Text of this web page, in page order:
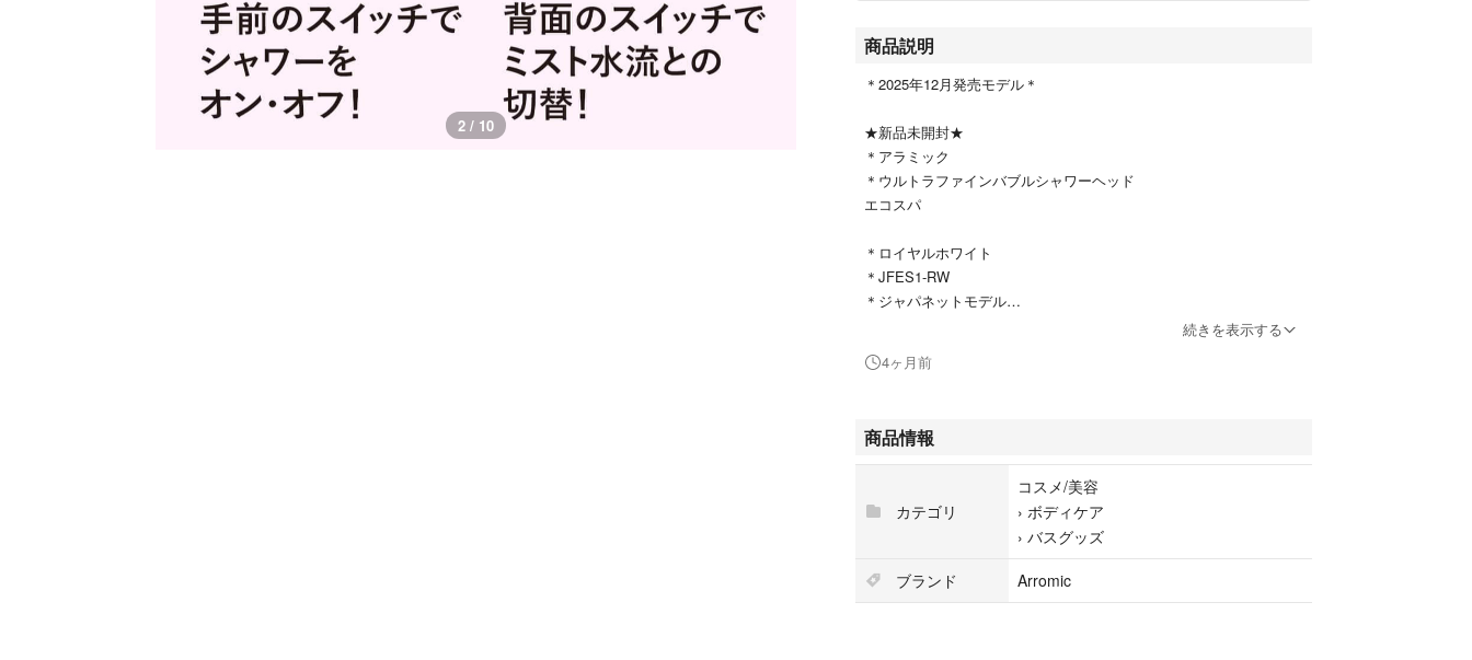
3 / 10
商品説明
＊2025年12月発売モデル＊
★新品未開封★
＊アラミック
＊ウルトラファインバブルシャワーヘッド
エコスパ
＊ロイヤルホワイト
＊JFES1-RW
＊ジャパネットモデル
◎購入時期 2026年 4月
も勢いのあるシャワー水になります。
◎摩擦レスなきめ細やかなミスト水流で洗顔をより快適にします。
◎手元のスイッチでシャワーの通水と止水が可能です。
◎流線形で洗練されたデザインで、浴室の高級感をアップさせます。
続きを表示する
4ヶ月前
商品情報
カテゴリ
コスメ/美容
› ボディケア
› バスグッズ
ブランド
Arromic